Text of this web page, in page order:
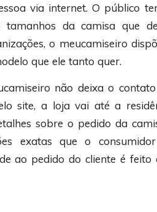
via internet. O público
da camisa que
o meucamiseiro
que ele tanto quer.
não deixa o
site, a loja vai até a
sobre o pedido da
exatas que o
ao pedido do cliente é